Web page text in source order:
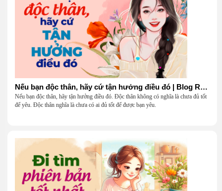
Nếu bạn độc thân, hãy cứ tận hưởng điều đó | Blog Radio 904
Nếu bạn độc thân, hãy tận hưởng điều đó. Độc thân không có nghĩa là chưa đủ tốt
để yêu. Độc thân nghĩa là chưa có ai đủ tốt để được bạn yêu.